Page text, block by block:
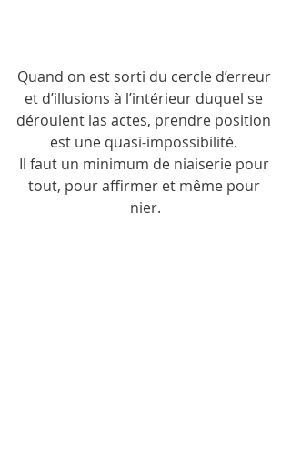
Quand on est sorti du cercle d’erreur
et d’illusions à l’intérieur duquel se
déroulent las actes, prendre position
est une quasi-impossibilité.
Il faut un minimum de niaiserie pour
tout, pour affirmer et même pour
nier.